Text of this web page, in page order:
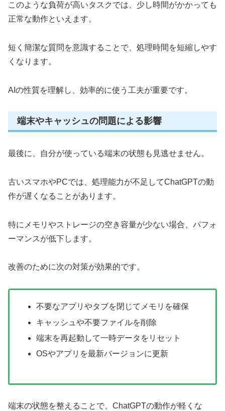
このような負荷が高いタスクでは、少し時間がかかっても
正常な動作といえます。
短く簡潔な質問を意識することで、処理時間を短縮しやす
くなります。
AIの性質を理解し、効率的に使う工夫が重要です。
端末やキャッシュの問題による影響
最後に、自分が使っている端末の状態も見逃せません。
古いスマホやPCでは、処理能力が不足してChatGPTの動
作が遅くなることがあります。
特にメモリやストレージの空き容量が少ない場合、パフォ
ーマンスが低下します。
改善のために次の対策が効果的です。
不要なアプリやタブを閉じてメモリを確保
キャッシュや不要ファイルを削除
端末を再起動して一時データをリセット
OSやアプリを最新バージョンに更新
端末の状態を整えることで、ChatGPTの動作が軽くな